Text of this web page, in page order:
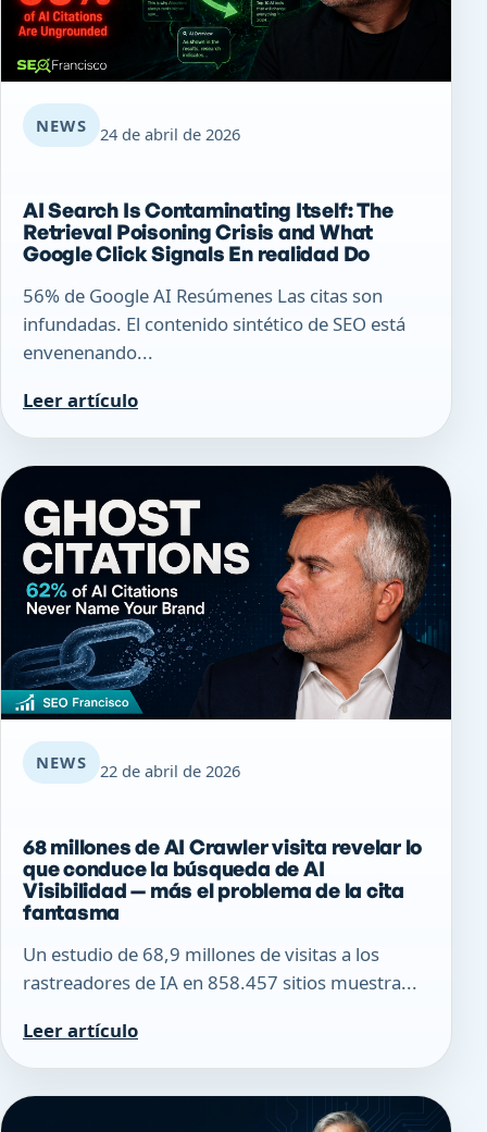
NEWS 24 de abril de 2026
AI Search Is Contaminating Itself: The
Retrieval Poisoning Crisis and What
Google Click Signals En realidad Do
56% de Google AI Resúmenes Las citas son
infundadas. El contenido sintético de SEO está
envenenando...
Leer artículo
NEWS 22 de abril de 2026
68 millones de AI Crawler visita revelar lo
que conduce la búsqueda de AI
Visibilidad — más el problema de la cita
fantasma
Un estudio de 68,9 millones de visitas a los
rastreadores de IA en 858.457 sitios muestra...
Leer artículo